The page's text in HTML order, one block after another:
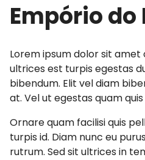
Empório do
Lorem ipsum dolor sit
ultrices est turpis egestas
bibendum. Elit vel diam
at. Vel ut egestas quam
Ornare quam facilisi quis
turpis id. Diam nunc eu
rutrum. Sed sit ultrices in